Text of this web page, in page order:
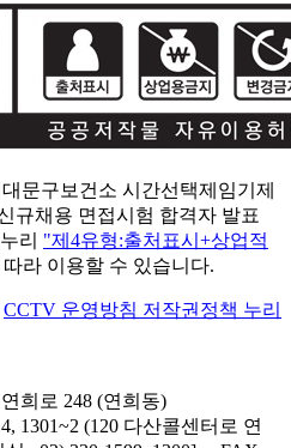
문구보건소 시간선택제임기제
규채용 면접시험 합격자 발표
리 "제4유형:출처표시+상업적
라 이용할 수 있습니다.
CCTV 운영방침 저작권정책 누리
희로 248 (연희동)
1301~2 (120 다산콜센터로 연